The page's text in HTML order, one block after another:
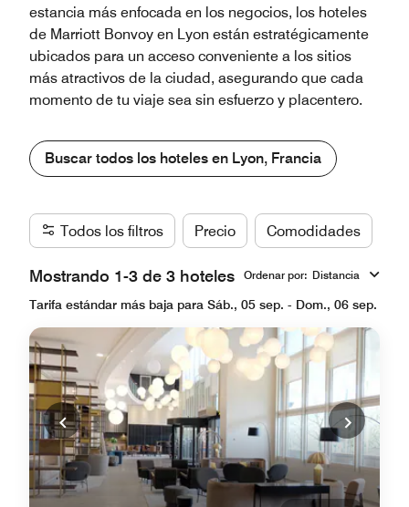
estancia más enfocada en los negocios, los hoteles
de Marriott Bonvoy en Lyon están estratégicamente
ubicados para un acceso conveniente a los sitios
más atractivos de la ciudad, asegurando que cada
momento de tu viaje sea sin esfuerzo y placentero.
Buscar todos los hoteles en Lyon, Francia
Todos los filtros Precio Comodidades
Mostrando 1-3 de 3 hoteles Ordenar por: Distancia
Tarifa estándar más baja para Sáb., 05 sep. - Dom., 06 sep.